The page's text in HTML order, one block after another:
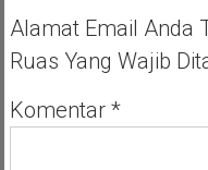
Alamat Email Anda
Ruas Yang Wajib
Komentar *